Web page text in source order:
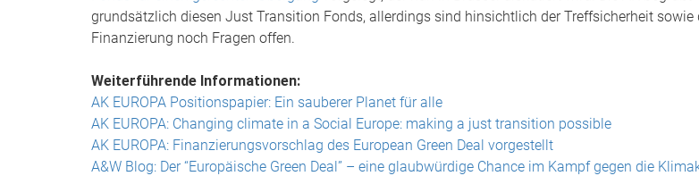
grundsätzlich diesen Just Transition Fonds, allerdings sind hinsichtlich der Treffsicherheit sowie
Finanzierung noch Fragen offen.
Weiterführende Informationen:
AK EUROPA Positionspapier: Ein sauberer Planet für alle
AK EUROPA: Changing climate in a Social Europe: making a just transition possible
AK EUROPA: Finanzierungsvorschlag des European Green Deal vorgestellt
A&W Blog: Der “Europäische Green Deal” – eine glaubwürdige Chance im Kampf gegen die